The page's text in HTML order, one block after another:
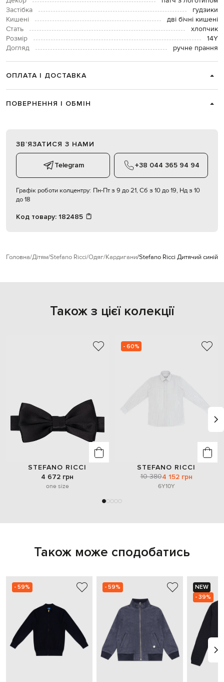
Застібка
гудзики
Кишені
дві бічні кишені
Стать
хлопчик
Розмір
14Y
Догляд
ручне прання
ОПЛАТА І ДОСТАВКА
ПОВЕРНЕННЯ І ОБМІН
ЗВʼЯЗАТИСЯ З НАМИ
Telegram +38 044 365 94 94
Графік роботи колцентру: Пн-Пт з 9 до 21, Сб з 10 до 19, Нд з 10
до 18
Код товару: 182485
Головна Дітям Stefano Ricci Одяг Кардигани Stefano Ricci Дитячий синій
Також з цієї колекції
STEFANO RICCI
4 672 грн
one size
- 60%
STEFANO RICCI
10 3804 152 грн
6Y10Y
Також може сподобатись
- 59% - 59%
NEW
- 39%